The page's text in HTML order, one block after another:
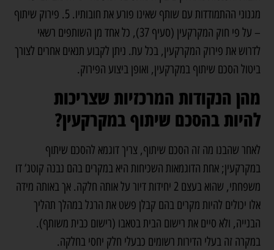
מגנוני ההתמודדות עם שותף שאינו פורע את חובותיו. 5. פירוק שיתוף
– על פי חוק המקרקעין (סעיף 37), כל אחד מן השותפים רשאי
לדרוש את פירוק המקרקעין, בכל עת. ניתן לקבוע תנאים אחרים לצורך
ביטול הסכם שיתוף במקרקעין, ואופן ביצוע הפירוק.
מהן הנקודות המרכזיות שצריכות
להיות בהסכם שיתוף במקרקעין?
לאחר שהבנו מה זה הסכם שיתוף, צריך דוגמא להסכם שיתוף
במקרקעין; אחת הדוגמאות השכיחות היא במקרים בהם נבנה קוטג‘ דו
משפחתי, שהוא בעצם 2 יחידות דיור על אותה חלקה. אך באותה מידה
אלו יכולים להיות מקרים בהם קבלן פשט את הרגל במהלך תהליך
הבנייה, ולא סיים את רישום הבית בטאבו (רישום כבית משותף).
במקרה זה בעלי הדירות רשומים כבעלי חלק יחסי בחלקה.